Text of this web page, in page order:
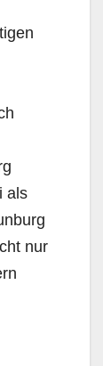
als
nur